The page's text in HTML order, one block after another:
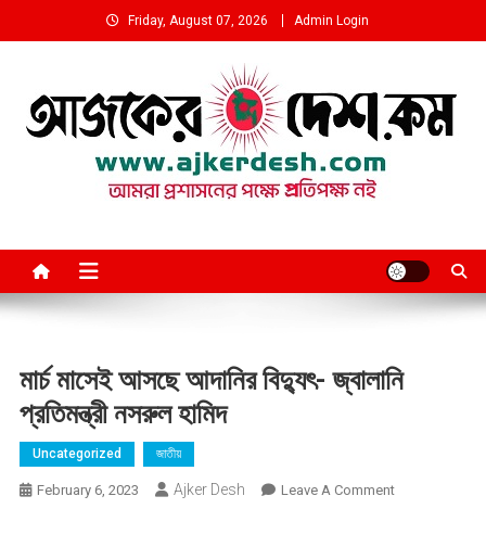
to
Friday, August 07, 2026 Admin Login
মার্চ মাসেই আসছে আদানির বিদ্যুৎ- জ্বালানি
প্রতিমন্ত্রী নসরুল হামিদ
Uncategorized জাতীয়
February 6, 2023 Ajker Desh Leave A CommentOn